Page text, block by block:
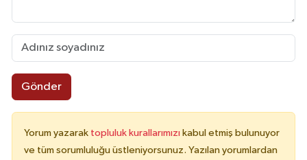
Gönder
Yorum yazarak topluluk kurallarımızı kabul etmiş bulunuyor
ve tüm sorumluluğu üstleniyorsunuz. Yazılan yorumlardan